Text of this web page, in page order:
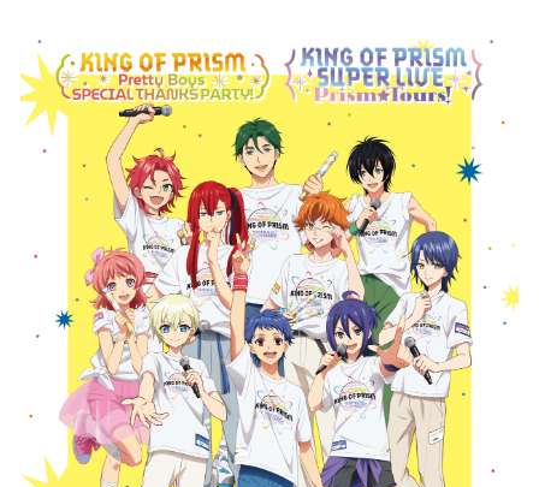
LP画像
アーカイブ視聴方法
アプリ版アーカイブ視聴方法
試聴までの流れ
視聴推奨環境
お問合せ先